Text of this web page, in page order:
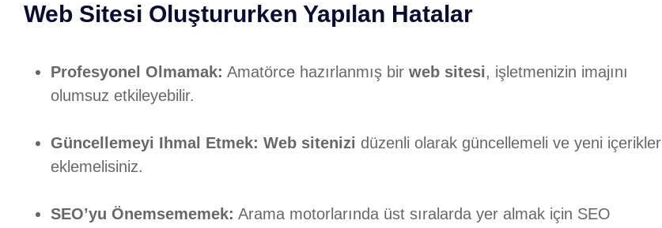
Web Sitesi Oluştururken Yapılan Hatalar
Profesyonel Olmamak: Amatörce hazırlanmış bir web sitesi, işletmenizin imajını
olumsuz etkileyebilir.
Güncellemeyi Ihmal Etmek: Web sitenizi düzenli olarak güncellemeli ve yeni içerikler
eklemelisiniz.
SEO’yu Önemsememek: Arama motorlarında üst sıralarda yer almak için SEO